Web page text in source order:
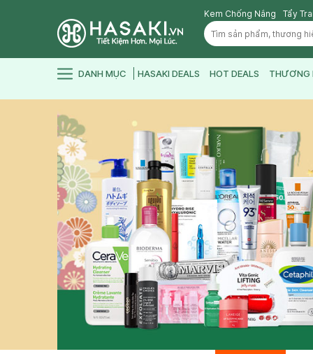
Kem Chống Nắng Tẩy
DANH MỤC HASAKI DEALS HOT DEALS THƯƠNG